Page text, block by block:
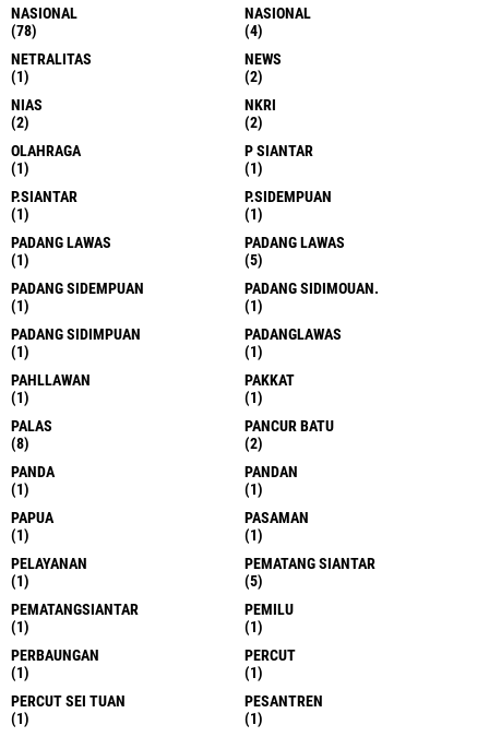
NASIONAL
(78)
NASIONAL
(4)
NETRALITAS
(1)
NEWS
(2)
NIAS
(2)
NKRI
(2)
OLAHRAGA
(1)
P SIANTAR
(1)
P.SIANTAR
(1)
P.SIDEMPUAN
(1)
PADANG LAWAS
(1)
PADANG LAWAS
(5)
PADANG SIDEMPUAN
(1)
PADANG SIDIMOUAN.
(1)
PADANG SIDIMPUAN
(1)
PADANGLAWAS
(1)
PAHLLAWAN
(1)
PAKKAT
(1)
PALAS
(8)
PANCUR BATU
(2)
PANDA
(1)
PANDAN
(1)
PAPUA
(1)
PASAMAN
(1)
PELAYANAN
(1)
PEMATANG SIANTAR
(5)
PEMATANGSIANTAR
(1)
PEMILU
(1)
PERBAUNGAN
(1)
PERCUT
(1)
PERCUT SEI TUAN
(1)
PESANTREN
(1)